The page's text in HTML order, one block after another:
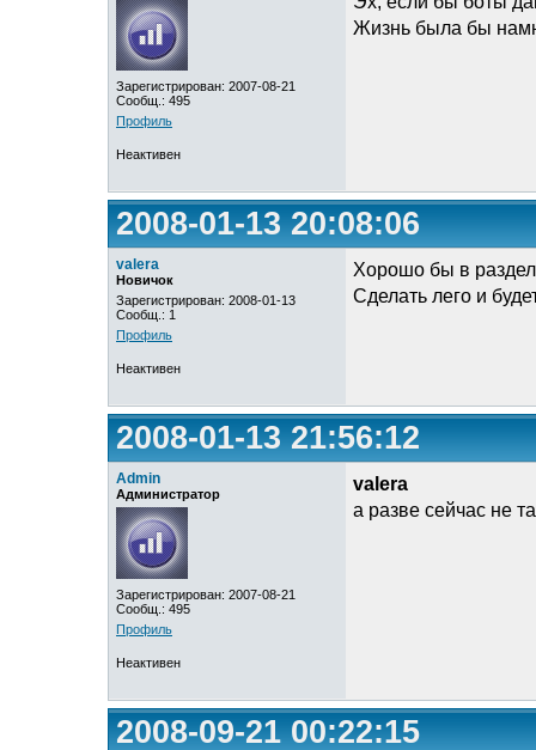
Зарегистрирован: 2007-08-21
Сообщ.: 495
Профиль
Жизнь была бы
Неактивен
2008-01-13 20:08:06
valera
Новичок
Зарегистрирован: 2008-01-13
Сообщ.: 1
Профиль
Хорошо бы в
Сделать лего и
Неактивен
2008-01-13 21:56:12
Admin
Администратор
Зарегистрирован: 2007-08-21
Сообщ.: 495
Профиль
valera
а разве сейчас не
Неактивен
2008-09-21 00:22:15